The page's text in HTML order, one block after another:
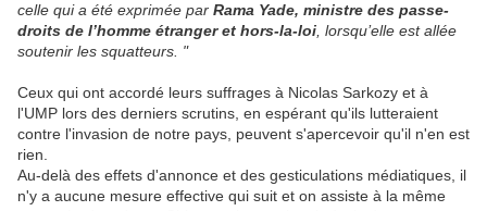
celle qui a été exprimée par Rama Yade, ministre des passe-
droits de l’homme étranger et hors-la-loi , lorsqu’elle est allée
soutenir les squatteurs. "
Ceux qui ont accordé leurs suffrages à Nicolas Sarkozy et à
l'UMP lors des derniers scrutins, en espérant qu'ils lutteraient
contre l'invasion de notre pays, peuvent s'apercevoir qu'il n'en est
rien.
Au-delà des effets d'annonce et des gesticulations médiatiques, il
n'y a aucune mesure effective qui suit et on assiste à la même